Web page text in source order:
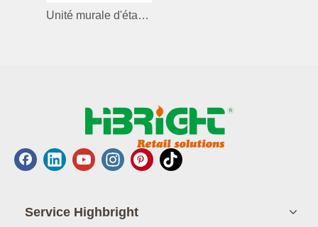
Unité murale d'étagère d'affichage pour magasin de beauté
Service Highbright